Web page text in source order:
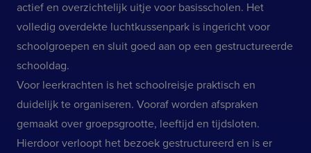
actief en overzichtelijk uitje voor basisscholen. Het
volledig overdekte luchtkussenpark is ingericht voor
schoolgroepen en sluit goed aan op een gestructureerde
schooldag.
Voor leerkrachten is het schoolreisje praktisch en
duidelijk te organiseren. Vooraf worden afspraken
gemaakt over groepsgrootte, leeftijd en tijdsloten.
Hierdoor verloopt het bezoek gestructureerd en is er